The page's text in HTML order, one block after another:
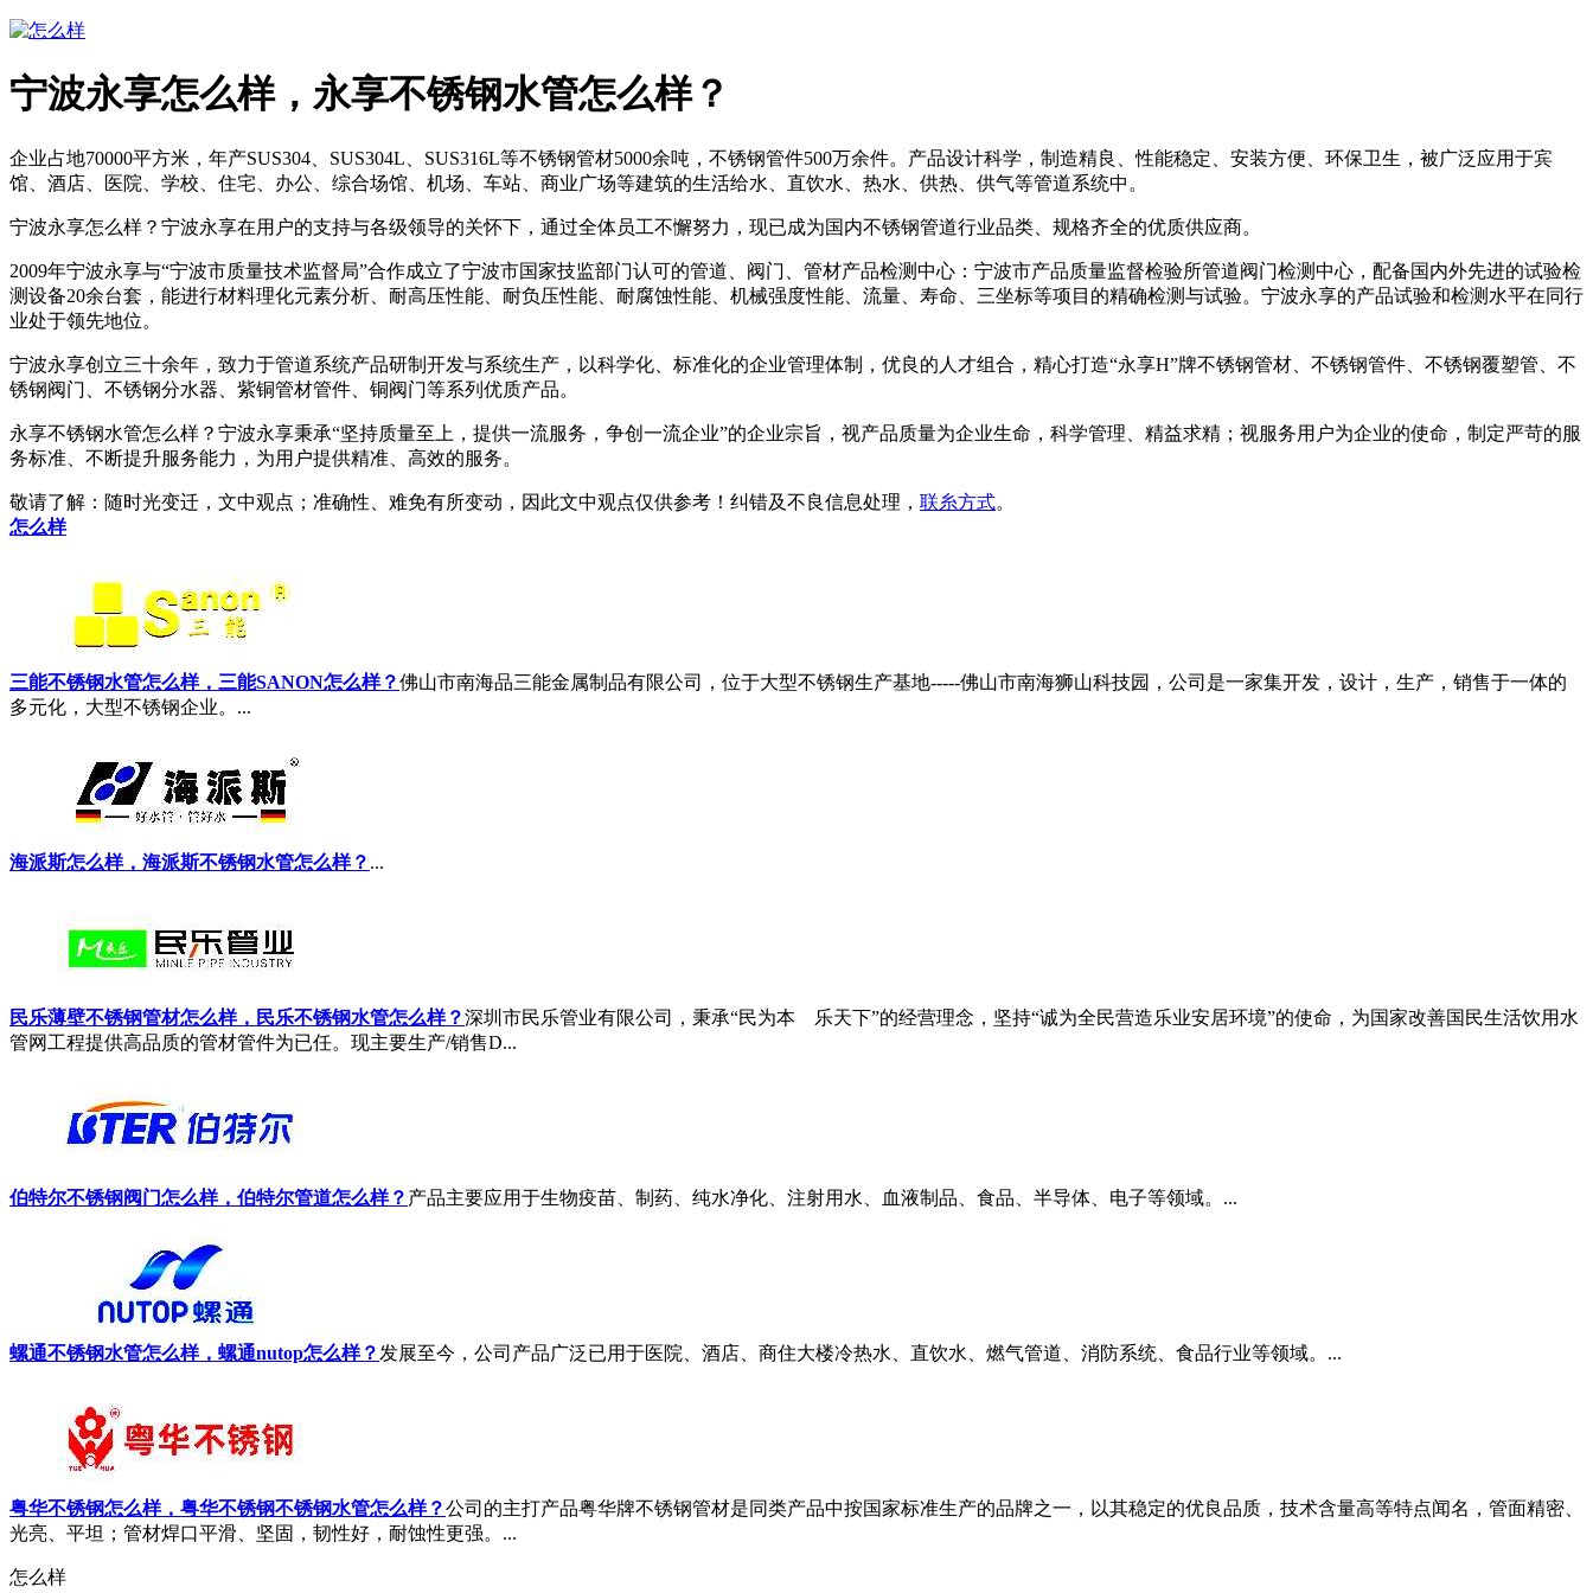
宁波永享怎么样，永享不锈钢水管怎么样？
企业占地70000平方米，年产SUS304、SUS304L、SUS316L等不锈钢管材5000余吨，不锈钢管件500万余件。产品设计科学，制造精良、性能稳定、安装方便、环保卫生，被广泛应用于宾
馆、酒店、医院、学校、住宅、办公、综合场馆、机场、车站、商业广场等建筑的生活给水、直饮水、热水、供热、供气等管道系统中。
宁波永享怎么样？宁波永享在用户的支持与各级领导的关怀下，通过全体员工不懈努力，现已成为国内不锈钢管道行业品类、规格齐全的优质供应商。
2009年宁波永享与“宁波市质量技术监督局”合作成立了宁波市国家技监部门认可的管道、阀门、管材产品检测中心：宁波市产品质量监督检验所管道阀门检测中心，配备国内外先进的试验检
测设备20余台套，能进行材料理化元素分析、耐高压性能、耐负压性能、耐腐蚀性能、机械强度性能、流量、寿命、三坐标等项目的精确检测与试验。宁波永享的产品试验和检测水平在同行
业处于领先地位。
宁波永享创立三十余年，致力于管道系统产品研制开发与系统生产，以科学化、标准化的企业管理体制，优良的人才组合，精心打造“永享H”牌不锈钢管材、不锈钢管件、不锈钢覆塑管、不
锈钢阀门、不锈钢分水器、紫铜管材管件、铜阀门等系列优质产品。
永享不锈钢水管怎么样？宁波永享秉承“坚持质量至上，提供一流服务，争创一流企业”的企业宗旨，视产品质量为企业生命，科学管理、精益求精；视服务用户为企业的使命，制定严苛的服
务标准、不断提升服务能力，为用户提供精准、高效的服务。
敬请了解 ：随时光变迁，文中观点；准确性、难免有所变动，因此文中观点仅供参考 ！纠错及不良信息处理， 联糸方式。
怎么样
三能不锈钢水管怎么样，三能SANON怎么样？佛山市南海品三能金属制品有限公司，位于大型不锈钢生产基地-----佛山市南海狮山科技园，公司是一家集开发，设计，生产，销售于一体的
多元化，大型不锈钢企业。...
海派斯怎么样，海派斯不锈钢水管怎么样？ ...
民乐薄壁不锈钢管材怎么样，民乐不锈钢水管怎么样？深圳市民乐管业有限公司，秉承“民为本 乐天下”的经营理念，坚持“诚为全民营造乐业安居环境”的使命，为国家改善国民生活饮用水
管网工程提供高品质的管材管件为已任。现主要生产/销售D...
伯特尔不锈钢阀门怎么样，伯特尔管道怎么样？ 产品主要应用于生物疫苗、制药、纯水净化、注射用水、血液制品、食品、半导体、电子等领域。...
螺通不锈钢水管怎么样，螺通nutop怎么样？ 发展至今，公司产品广泛已用于医院、酒店、商住大楼冷热水、直饮水、燃气管道、消防系统、食品行业等领域。...
粤华不锈钢怎么样，粤华不锈钢不锈钢水管怎么样？公司的主打产品粤华牌不锈钢管材是同类产品中按国家标准生产的品牌之一，以其稳定的优良品质，技术含量高等特点闻名，管面精密、
光亮、平坦；管材焊口平滑、坚固，韧性好，耐蚀性更强。...
怎么样